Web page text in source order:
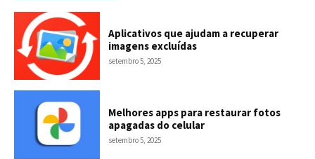
Aplicativos que ajudam a recuperar
imagens excluídas
setembro 5, 2025
Melhores apps para restaurar fotos
apagadas do celular
setembro 5, 2025